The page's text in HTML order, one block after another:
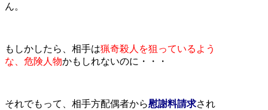
ん。
もしかしたら、相手は猟奇殺人を狙っているよう
な、危険人物かもしれないのに・・・
それでもって、相手方配偶者から慰謝料請求され